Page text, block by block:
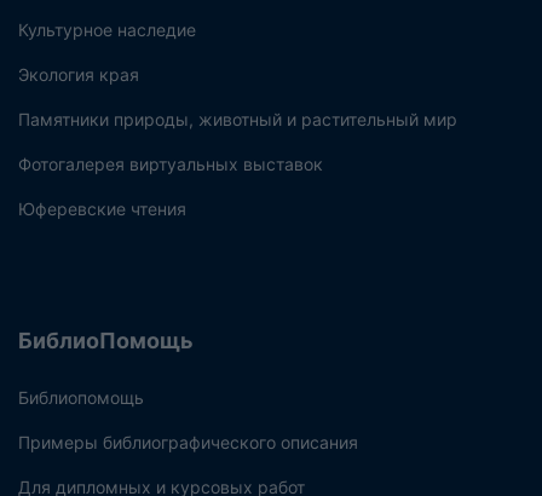
Культурное наследие
Экология края
Памятники природы, животный и растительный мир
Фотогалерея виртуальных выставок
Юферевские чтения
БиблиоПомощь
Библиопомощь
Примеры библиографического описания
Для дипломных и курсовых работ